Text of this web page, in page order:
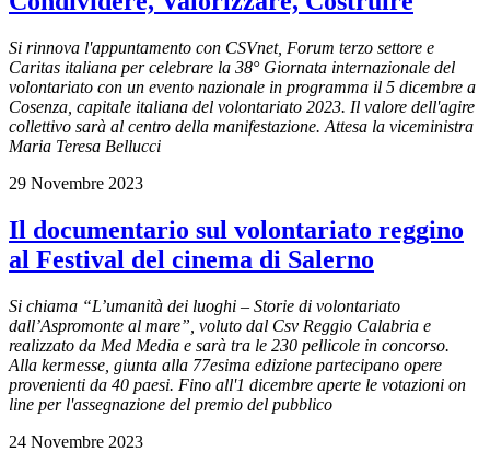
Si rinnova l'appuntamento con CSVnet, Forum terzo settore e
Caritas italiana per celebrare la 38° Giornata internazionale del
volontariato con un evento nazionale in programma il 5 dicembre a
Cosenza, capitale italiana del volontariato 2023. Il valore dell'agire
collettivo sarà al centro della manifestazione. Attesa la viceministra
Maria Teresa Bellucci
29 Novembre 2023
Il documentario sul volontariato reggino
al Festival del cinema di Salerno
Si chiama “L’umanità dei luoghi – Storie di volontariato
dall’Aspromonte al mare”, voluto dal Csv Reggio Calabria e
realizzato da Med Media e sarà tra le 230 pellicole in concorso.
Alla kermesse, giunta alla 77esima edizione partecipano opere
provenienti da 40 paesi. Fino all'1 dicembre aperte le votazioni on
line per l'assegnazione del premio del pubblico
24 Novembre 2023